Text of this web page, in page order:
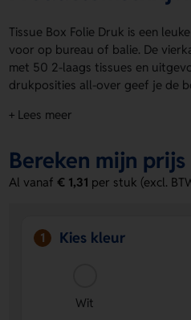
Tissue Box Folie Druk is een
voor op bureau of balie. De
met 50 2-laags tissues en
drukposities all-over geef je de
product iets persoonlijks. Tissue
een prijs op.
Voordelen van de
eigen ontwerp rondom op
zichtbaarheid.
Witte, neutrale basis
+ Lees meer
Bereken mijn prijs
Al vanaf€ 1,31 per stuk (excl.
1 Kies kleur
Wit